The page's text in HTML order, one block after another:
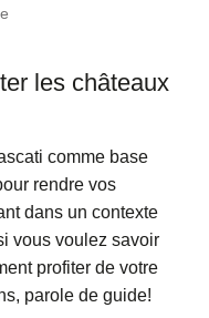
les châteaux
comme base
rendre vos
dans un contexte
vous voulez savoir
profiter de votre
parole de guide!